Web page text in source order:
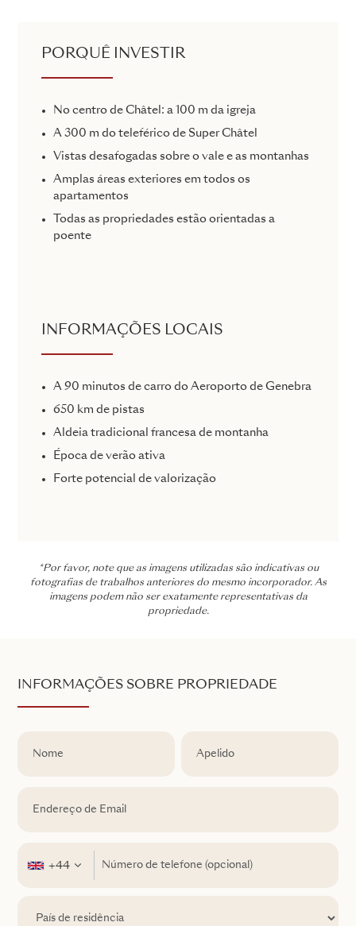
PORQUÊ INVESTIR
No centro de Châtel: a 100 m da igreja
A 300 m do teleférico de Super Châtel
Vistas desafogadas sobre o vale e as montanhas
Amplas áreas exteriores em todos os
apartamentos
Todas as propriedades estão orientadas a
poente
INFORMAÇÕES LOCAIS
A 90 minutos de carro do Aeroporto de Genebra
650 km de pistas
Aldeia tradicional francesa de montanha
Época de verão ativa
Forte potencial de valorização
*Por favor, note que as imagens utilizadas são indicativas ou
fotografias de trabalhos anteriores do mesmo incorporador. As
imagens podem não ser exatamente representativas da
propriedade.
INFORMAÇÕES SOBRE PROPRIEDADE
+44